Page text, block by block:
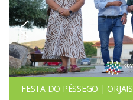
FESTA DO PÊSSEGO | ORJAIS